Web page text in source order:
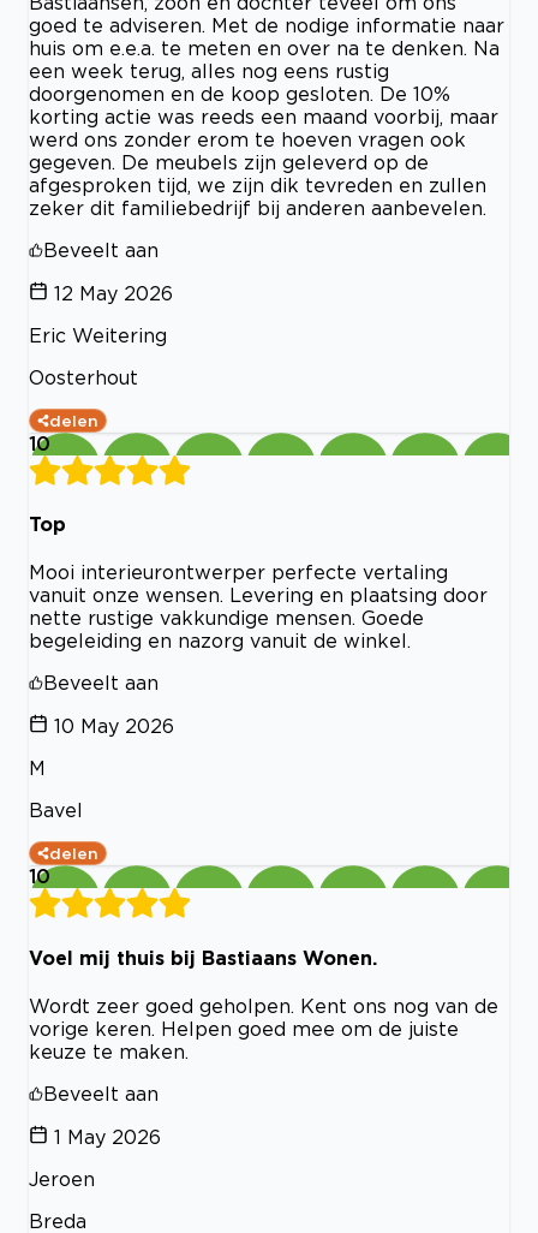
goed te adviseren. Met de nodige informatie naar
huis om e.e.a. te meten en over na te denken. Na
een week terug, alles nog eens rustig
doorgenomen en de koop gesloten. De 10%
korting actie was reeds een maand voorbij, maar
werd ons zonder erom te hoeven vragen ook
gegeven. De meubels zijn geleverd op de
afgesproken tijd, we zijn dik tevreden en zullen
zeker dit familiebedrijf bij anderen aanbevelen.
Beveelt aan
12 May 2026
Eric Weitering
Oosterhout
delen
10
Top
Mooi interieurontwerper perfecte vertaling
vanuit onze wensen. Levering en plaatsing door
nette rustige vakkundige mensen. Goede
begeleiding en nazorg vanuit de winkel.
Beveelt aan
10 May 2026
M
Bavel
delen
10
Voel mij thuis bij Bastiaans Wonen.
Wordt zeer goed geholpen. Kent ons nog van de
vorige keren. Helpen goed mee om de juiste
keuze te maken.
Beveelt aan
1 May 2026
Jeroen
Breda